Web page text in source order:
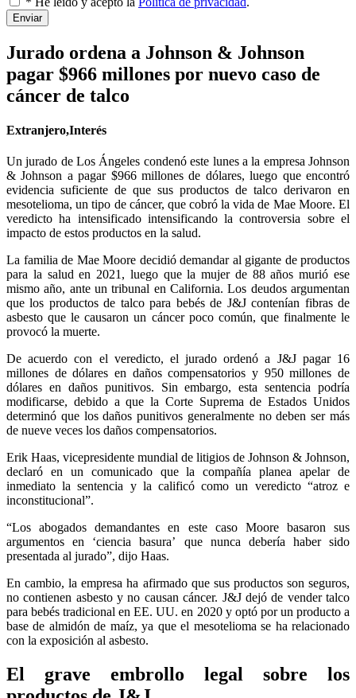
Enviar
Jurado ordena a Johnson & Johnson
pagar $966 millones por nuevo caso de
cáncer de talco
Extranjero,Interés
Un jurado de Los Ángeles condenó este lunes a la empresa Johnson
& Johnson a pagar $966 millones de dólares, luego que encontró
evidencia suficiente de que sus productos de talco derivaron en
mesotelioma, un tipo de cáncer, que cobró la vida de Mae Moore. El
veredicto ha intensificado intensificando la controversia sobre el
impacto de estos productos en la salud.
La familia de Mae Moore decidió demandar al gigante de productos
para la salud en 2021, luego que la mujer de 88 años murió ese
mismo año, ante un tribunal en California. Los deudos argumentan
que los productos de talco para bebés de J&J contenían fibras de
asbesto que le causaron un cáncer poco común, que finalmente le
provocó la muerte.
De acuerdo con el veredicto, el jurado ordenó a J&J pagar 16
millones de dólares en daños compensatorios y 950 millones de
dólares en daños punitivos. Sin embargo, esta sentencia podría
modificarse, debido a que la Corte Suprema de Estados Unidos
determinó que los daños punitivos generalmente no deben ser más
de nueve veces los daños compensatorios.
Erik Haas, vicepresidente mundial de litigios de Johnson & Johnson,
declaró en un comunicado que la compañía planea apelar de
inmediato la sentencia y la calificó como un veredicto “atroz e
inconstitucional”.
“Los abogados demandantes en este caso Moore basaron sus
argumentos en ‘ciencia basura’ que nunca debería haber sido
presentada al jurado”, dijo Haas.
En cambio, la empresa ha afirmado que sus productos son seguros,
no contienen asbesto y no causan cáncer. J&J dejó de vender talco
para bebés tradicional en EE. UU. en 2020 y optó por un producto a
base de almidón de maíz, ya que el mesotelioma se ha relacionado
con la exposición al asbesto.
El grave embrollo legal sobre los